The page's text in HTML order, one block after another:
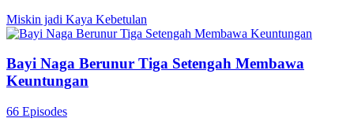
Miskin jadi Kaya Kebetulan
Bayi Naga Berunur Tiga Setengah Membawa
Keuntungan
66 Episodes